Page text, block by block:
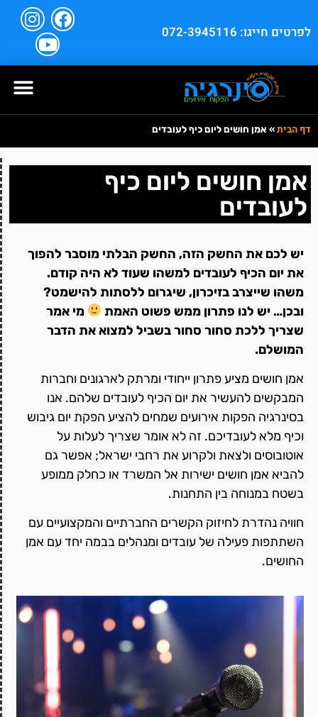
לפרטים חייגו: 072-3945116
דף הבית» אמן חושים ליום כיף לעובדים
אמן חושים ליום כיף
לעובדים
יש לכם את החשק הזה, החשק הבלתי מוסבר להפוך
את יום הכיף לעובדים למשהו שעוד לא היה קודם.
משהו שייצרב בזיכרון, שיגרום ללסתות להישמט?
ובכן… יש לנו פתרון ממש פשוט האמת
מי אמר
שצריך ללכת סחור סחור בשביל למצוא את הדבר
המושלם.
אמן חושים מציע פתרון ייחודי ומרתק לארגונים וחברות
המבקשים להעשיר את יום הכיף לעובדים שלהם. אנו
בסינרגיה הפקות אירועים שמחים להציע הפקת יום גיבוש
וכיף מלא לעובדיכם. זה לא אומר שצריך לעלות על
אוטובוסים ולצאת ולקרוע את רחבי ישראל; אפשר גם
להביא אמן חושים ישירות אל המשרד או כחלק ממופע
בשטח במנוחה בין התחנות.
חוויה נהדרת לחיזוק הקשרים החברתיים והמקצועיים עם
השתתפות פעילה של עובדים ומנהלים בבמה יחד עם אמן
החושים.